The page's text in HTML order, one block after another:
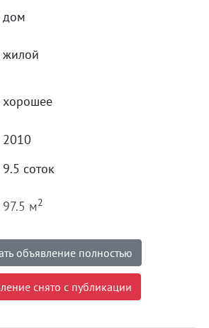
дом
жилой
хорошее
2010
9.5 соток
97.5 м2
1
блочный
объявление полностью
снято с публикации